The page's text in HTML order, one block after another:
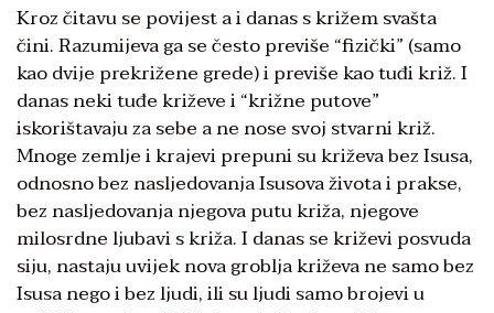
Kroz čitavu se povijest a i danas s križem svašta
čini. Razumijeva ga se često previše “fizički” (samo
kao dvije prekrižene grede) i previše kao tuđi križ. I
danas neki tuđe križeve i “križne putove”
iskorištavaju za sebe a ne nose svoj stvarni križ.
Mnoge zemlje i krajevi prepuni su križeva bez Isusa,
odnosno bez nasljedovanja Isusova života i prakse,
bez nasljedovanja njegova putu križa, njegove
milosrdne ljubavi s križa. I danas se križevi posvuda
siju, nastaju uvijek nova groblja križeva ne samo bez
Isusa nego i bez ljudi, ili su ljudi samo brojevi u